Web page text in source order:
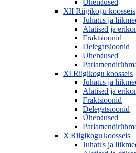
Ühendused
XII Riigikogu koosseis
Juhatus ja
Alatised ja
Fraktsioonid
Delegatsioonid
Ühendused
XI Riigikogu koosseis
Juhatus ja
Alatised ja
Fraktsioonid
Delegatsioonid
Ühendused
X Riigikogu koosseis
Juhatus ja